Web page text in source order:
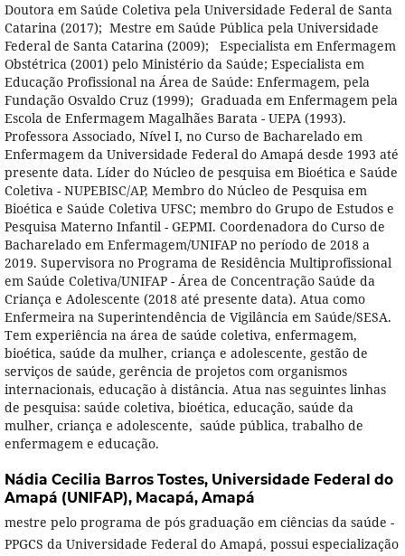
Doutora em Saúde Coletiva pela Universidade Federal de Santa
Catarina (2017); Mestre em Saúde Pública pela Universidade
Federal de Santa Catarina (2009); Especialista em Enfermagem
Obstétrica (2001) pelo Ministério da Saúde; Especialista em
Educação Profissional na Área de Saúde: Enfermagem, pela
Fundação Osvaldo Cruz (1999); Graduada em Enfermagem pela
Escola de Enfermagem Magalhães Barata - UEPA (1993).
Professora Associado, Nível I, no Curso de Bacharelado em
Enfermagem da Universidade Federal do Amapá desde 1993 até
presente data. Líder do Núcleo de pesquisa em Bioética e Saúde
Coletiva - NUPEBISC/AP, Membro do Núcleo de Pesquisa em
Bioética e Saúde Coletiva UFSC; membro do Grupo de Estudos e
Pesquisa Materno Infantil - GEPMI. Coordenadora do Curso de
Bacharelado em Enfermagem/UNIFAP no período de 2018 a
2019. Supervisora no Programa de Residência Multiprofissional
em Saúde Coletiva/UNIFAP - Área de Concentração Saúde da
Criança e Adolescente (2018 até presente data). Atua como
Enfermeira na Superintendência de Vigilância em Saúde/SESA.
Tem experiência na área de saúde coletiva, enfermagem,
bioética, saúde da mulher, criança e adolescente, gestão de
serviços de saúde, gerência de projetos com organismos
internacionais, educação à distância. Atua nas seguintes linhas
de pesquisa: saúde coletiva, bioética, educação, saúde da
mulher, criança e adolescente, saúde pública, trabalho de
enfermagem e educação.
Nádia Cecilia Barros Tostes, Universidade Federal do
Amapá (UNIFAP), Macapá, Amapá
mestre pelo programa de pós graduação em ciências da saúde -
PPGCS da Universidade Federal do Amapá, possui especialização